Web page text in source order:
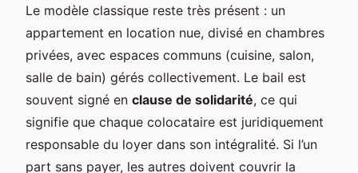
Le modèle classique reste très présent : un
appartement en location nue, divisé en chambres
privées, avec espaces communs (cuisine, salon,
salle de bain) gérés collectivement. Le bail est
souvent signé en clause de solidarité, ce qui
signifie que chaque colocataire est juridiquement
responsable du loyer dans son intégralité. Si l’un
part sans payer, les autres doivent couvrir la